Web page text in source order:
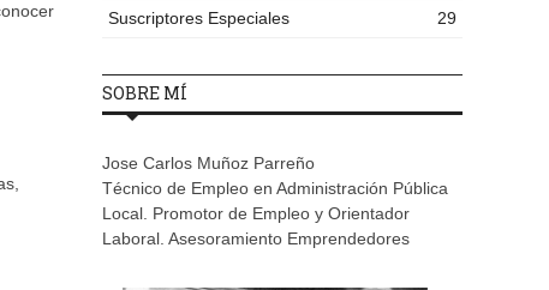
Suscriptores Especiales
29
SOBRE MÍ
Jose Carlos Muñoz Parreño
Técnico de Empleo en Administración Pública
Local. Promotor de Empleo y Orientador
Laboral. Asesoramiento Emprendedores